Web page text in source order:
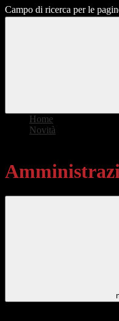
Campo di ricerca per le
Home
Novità